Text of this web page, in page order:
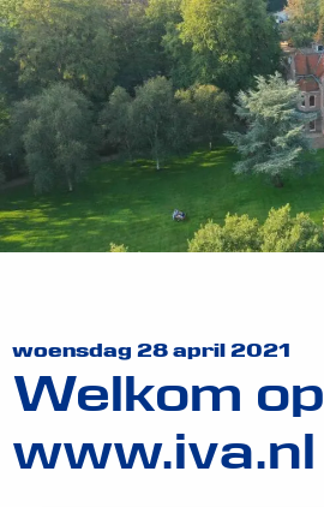
Logo
woensdag 28 april 2021
Welkom op
www.iva.nl